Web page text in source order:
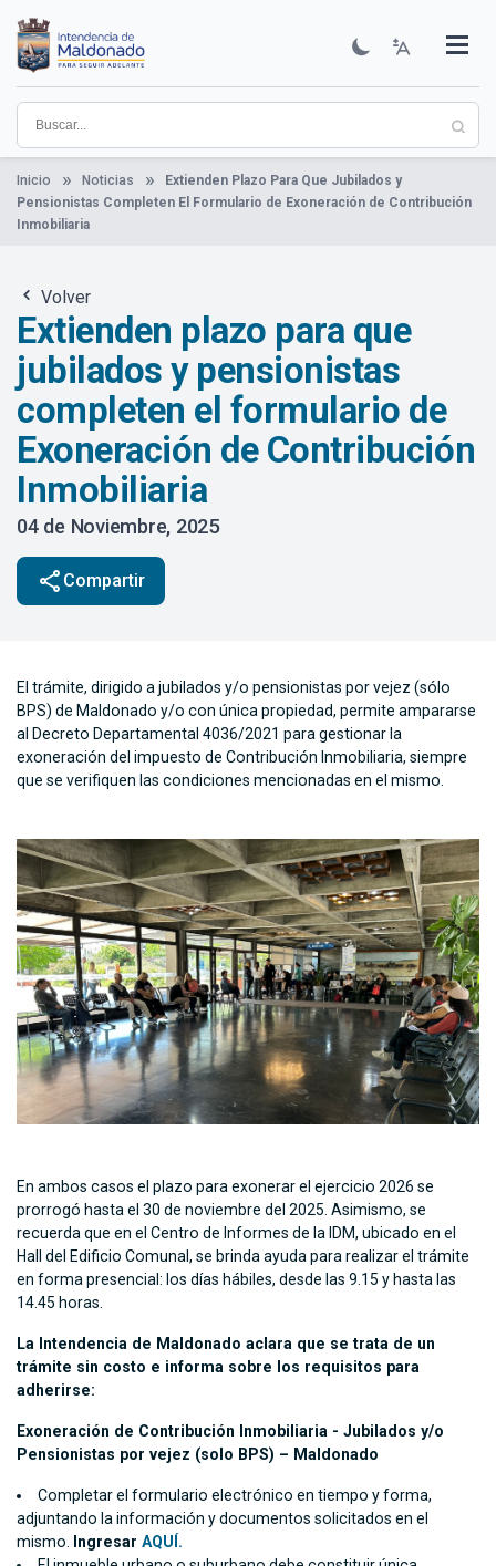
contenido
principal
Institucional
Municipios
Descubre Maldonado
Comunicación
Servicios
Guía De Trámites
Ver Noticias
Inicio Noticias
Extienden Plazo Para Que Jubilados y
Pensionistas Completen El Formulario de Exoneración de Contribución
Inmobiliaria
Volver
Extienden plazo para que
jubilados y pensionistas
completen el formulario de
Exoneración de Contribución
Inmobiliaria
04 de Noviembre, 2025
share Compartir
El trámite, dirigido a jubilados y/o pensionistas por vejez (sólo
BPS) de Maldonado y/o con única propiedad, permite ampararse
al Decreto Departamental 4036/2021 para gestionar la
exoneración del impuesto de Contribución Inmobiliaria, siempre
que se verifiquen las condiciones mencionadas en el mismo.
En ambos casos el plazo para exonerar el ejercicio 2026 se
prorrogó hasta el 30 de noviembre del 2025. Asimismo, se
recuerda que en el Centro de Informes de la IDM, ubicado en el
Hall del Edificio Comunal, se brinda ayuda para realizar el trámite
en forma presencial: los días hábiles, desde las 9.15 y hasta las
14.45 horas.
La Intendencia de Maldonado aclara que se trata de un
trámite sin costo e informa sobre los requisitos para
adherirse:
Exoneración de Contribución Inmobiliaria - Jubilados y/o
Pensionistas por vejez (solo BPS) – Maldonado
Completar el formulario electrónico en tiempo y forma,
adjuntando la información y documentos solicitados en el
mismo. Ingresar AQUÍ.